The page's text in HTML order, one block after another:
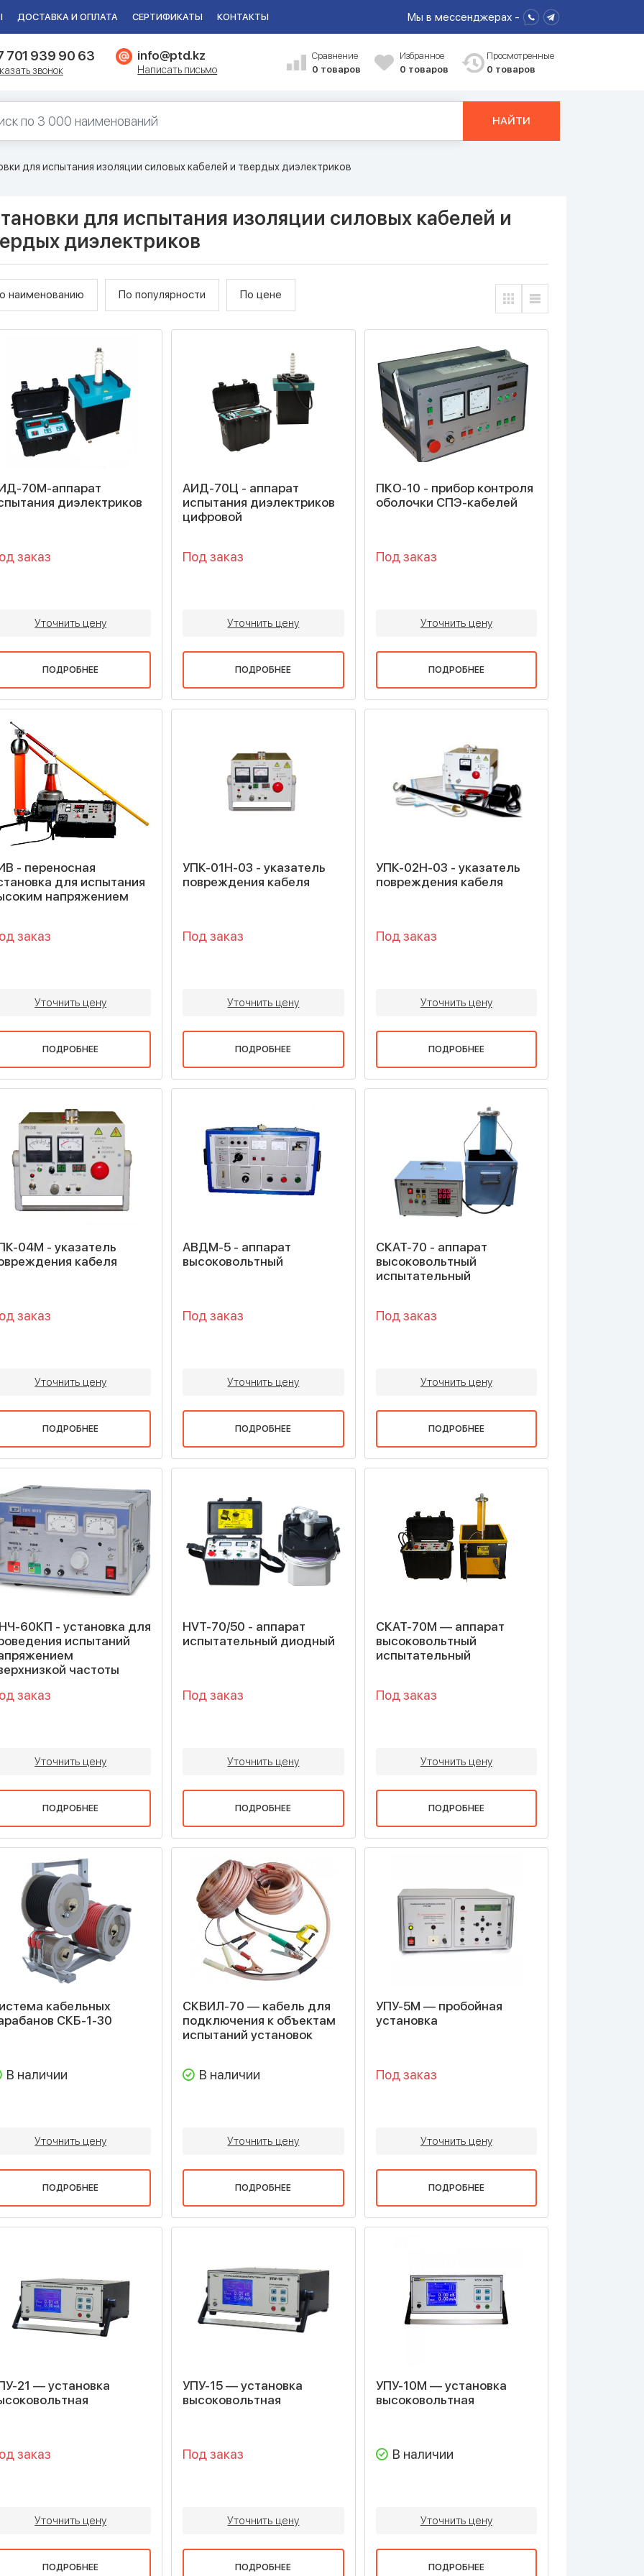
ДОСТАВКА И ОПЛАТА СЕРТИФИКАТЫ КОНТАКТЫ Мы в мессенджерах -
701 939 90 63
звонок
info@ptd.kz
Написать письмо
Сравнение
0 товаров
Избранное
0 товаров
Просмотренные
0 товаров
НАЙТИ
для испытания изоляции силовых кабелей и твердых диэлектриков
для испытания изоляции силовых кабелей и
диэлектриков
наименованию По популярности По цене
70М-аппарат
диэлектриков
заказ
Уточнить цену
ПОДРОБНЕЕ
АИД-70Ц - аппарат
испытания диэлектриков
цифровой
Под заказ
Уточнить цену
ПОДРОБНЕЕ
ПКО-10 - прибор контроля
оболочки СПЭ-кабелей
Под заказ
Уточнить цену
ПОДРОБНЕЕ
- переносная
для испытания
напряжением
заказ
Уточнить цену
ПОДРОБНЕЕ
УПК-01Н-03 - указатель
повреждения кабеля
Под заказ
Уточнить цену
ПОДРОБНЕЕ
УПК-02Н-03 - указатель
повреждения кабеля
Под заказ
Уточнить цену
ПОДРОБНЕЕ
04М - указатель
кабеля
заказ
Уточнить цену
ПОДРОБНЕЕ
АВДМ-5 - аппарат
высоковольтный
Под заказ
Уточнить цену
ПОДРОБНЕЕ
СКАТ-70 - аппарат
высоковольтный
испытательный
Под заказ
Уточнить цену
ПОДРОБНЕЕ
60КП - установка для
испытаний
частоты
заказ
Уточнить цену
ПОДРОБНЕЕ
HVT-70/50 - аппарат
испытательный диодный
Под заказ
Уточнить цену
ПОДРОБНЕЕ
СКАТ-70М — аппарат
высоковольтный
испытательный
Под заказ
Уточнить цену
ПОДРОБНЕЕ
кабельных
СКБ-1-30
В наличии
Уточнить цену
ПОДРОБНЕЕ
СКВИЛ-70 — кабель для
подключения к объектам
испытаний установок
В наличии
Уточнить цену
ПОДРОБНЕЕ
УПУ-5М — пробойная
установка
Под заказ
Уточнить цену
ПОДРОБНЕЕ
21 — установка
заказ
Уточнить цену
ПОДРОБНЕЕ
УПУ-15 — установка
высоковольтная
Под заказ
Уточнить цену
ПОДРОБНЕЕ
УПУ-10М — установка
высоковольтная
В наличии
Уточнить цену
ПОДРОБНЕЕ